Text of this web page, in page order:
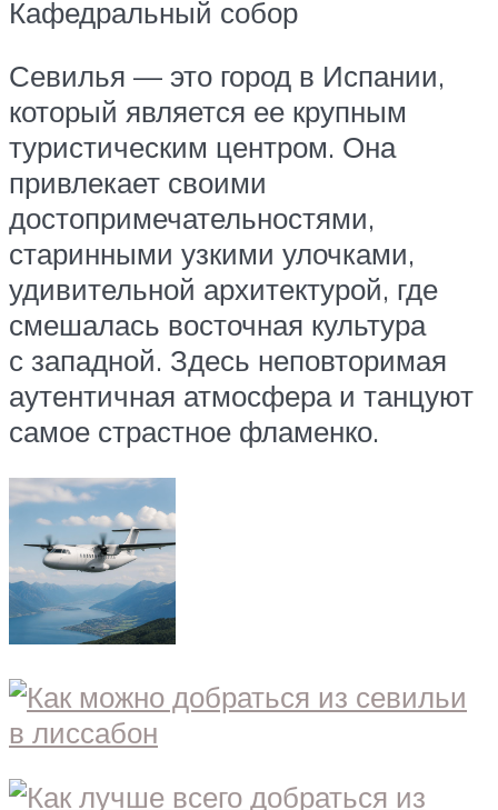
Кафедральный собор
Севилья — это город в Испании,
который является ее крупным
туристическим центром. Она
привлекает своими
достопримечательностями,
старинными узкими улочками,
удивительной архитектурой, где
смешалась восточная культура
с западной. Здесь неповторимая
аутентичная атмосфера и танцуют
самое страстное фламенко.